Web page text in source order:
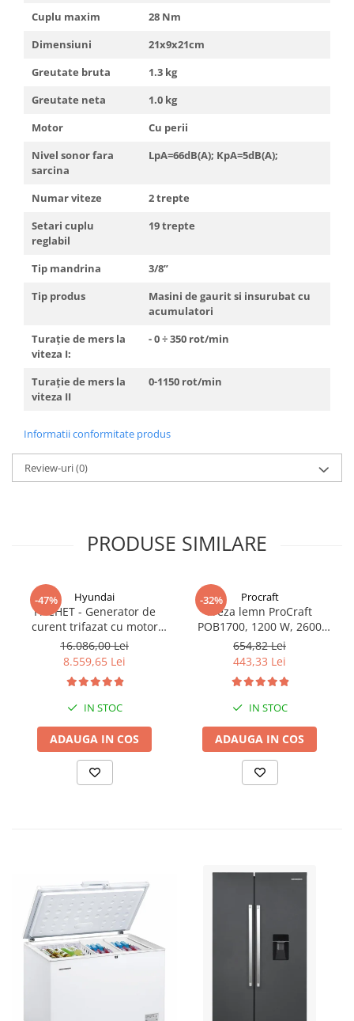
Cuplu maxim
28 Nm
Dimensiuni
21x9x21cm
Greutate bruta
1.3 kg
Greutate neta
1.0 kg
Motor
Cu perii
Nivel sonor fara
sarcina
LpA=66dB(A); KpA=5dB(A);
Numar viteze
2 trepte
Setari cuplu
reglabil
19 trepte
Tip mandrina
3/8”
Tip produs
Masini de gaurit si insurubat cu
acumulatori
Turaţie de mers la
viteza I:
- 0 ÷ 350 rot/min
Turaţie de mers la
viteza II
0-1150 rot/min
Informatii conformitate produs
Review-uri(0)
PRODUSE SIMILARE
-47% Hyundai
PACHET - Generator de
curent trifazat cu motor
diesel Hyundai DHY8600SE-
T, putere motor 12 CP,
Putere maxima 7.9 kVA,
tensiune 380 / 220 V +
Automatizare trifazata
ATS12-3P
16.086,00 Lei
8.559,65 Lei
IN STOC
ADAUGA IN COS
-32% Procraft
Freza lemn ProCraft
POB1700, 1200 W, 2600
Rpm cu 12 freze pentru
lemn incluse in pachet
654,82 Lei
443,33 Lei
IN STOC
ADAUGA IN COS